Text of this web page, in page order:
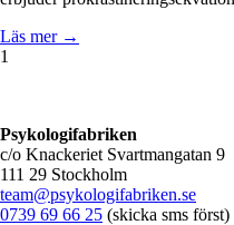
Läs mer →
1
Psykologifabriken
c/o Knackeriet Svartmangatan 9
111 29 Stockholm
team@psykologifabriken.se
0739 69 66 25 (skicka sms först)